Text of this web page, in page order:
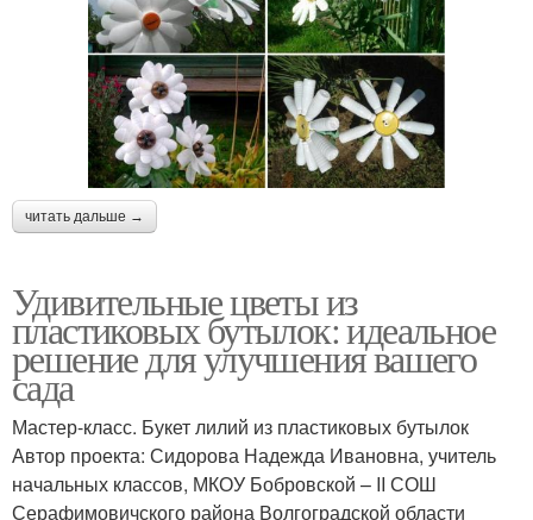
читать дальше →
Удивительные цветы из
пластиковых бутылок: идеальное
решение для улучшения вашего
сада
Мастер-класс. Букет лилий из пластиковых бутылок
Автор проекта: Сидорова Надежда Ивановна, учитель
начальных классов, МКОУ Бобровской – ΙΙ СОШ
Серафимовичского района Волгоградской области